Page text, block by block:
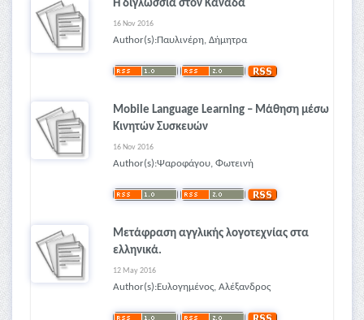
Η διγλωσσία στον Καναδά
16 Nov 2016
Author(s):Παυλινέρη, Δήμητρα
Mobile Language Learning – Μάθηση μέσω
Κινητών Συσκευών
16 Nov 2016
Author(s):Ψαροφάγου, Φωτεινή
Μετάφραση αγγλικής λογοτεχνίας στα
ελληνικά.
12 May 2016
Author(s):Ευλογημένος, Αλέξανδρος